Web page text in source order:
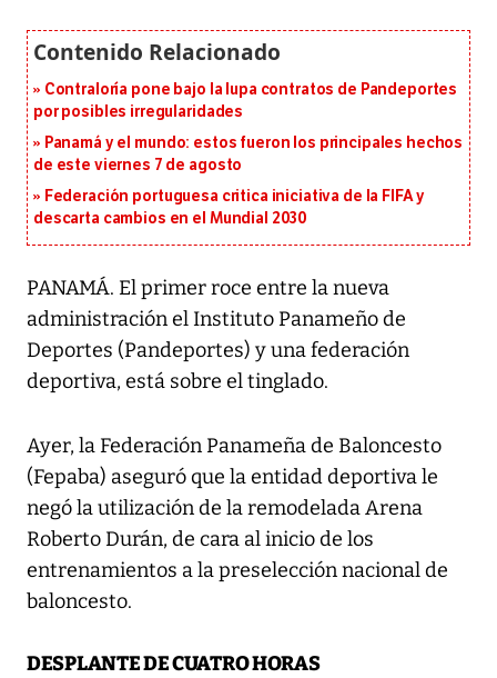
Contraloría pone bajo la lupa contratos de Pandeportes
por posibles irregularidades
Panamá y el mundo: estos fueron los principales hechos
de este viernes 7 de agosto
Federación portuguesa critica iniciativa de la FIFA y
descarta cambios en el Mundial 2030
PANAMÁ. El primer roce entre la nueva
administración el Instituto Panameño de
Deportes (Pandeportes) y una federación
deportiva, está sobre el tinglado.
Ayer, la Federación Panameña de Baloncesto
(Fepaba) aseguró que la entidad deportiva le
negó la utilización de la remodelada Arena
Roberto Durán, de cara al inicio de los
entrenamientos a la preselección nacional de
baloncesto.
DESPLANTE DE CUATRO HORAS